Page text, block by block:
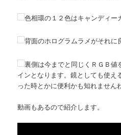
色相環の１２色はキャンディー
背面のホログラムラメがそれに
裏側は今までと同じくＲＧＢ
インとなります。鏡としても使え
った時とかに便利かも知れません
動画もあるので紹介します。